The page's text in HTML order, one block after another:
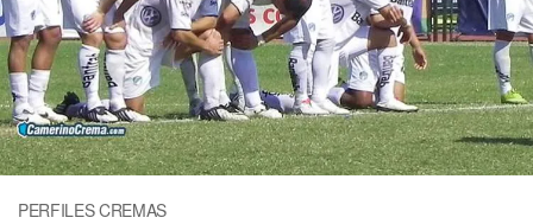
PERFILES CREMAS